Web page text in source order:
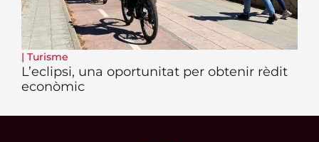
| Turisme
L’eclipsi, una oportunitat per obtenir rèdit
econòmic